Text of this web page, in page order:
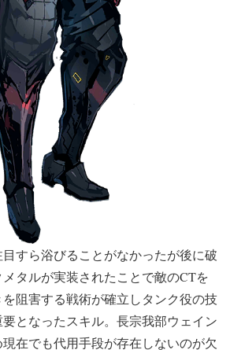
すら浴びることがなかったが後に破
タルが実装されたことで敵のCTを
阻害する戦術が確立しタンク役の技
となったスキル。長宗我部ウェイン
在でも代用手段が存在しないのが欠